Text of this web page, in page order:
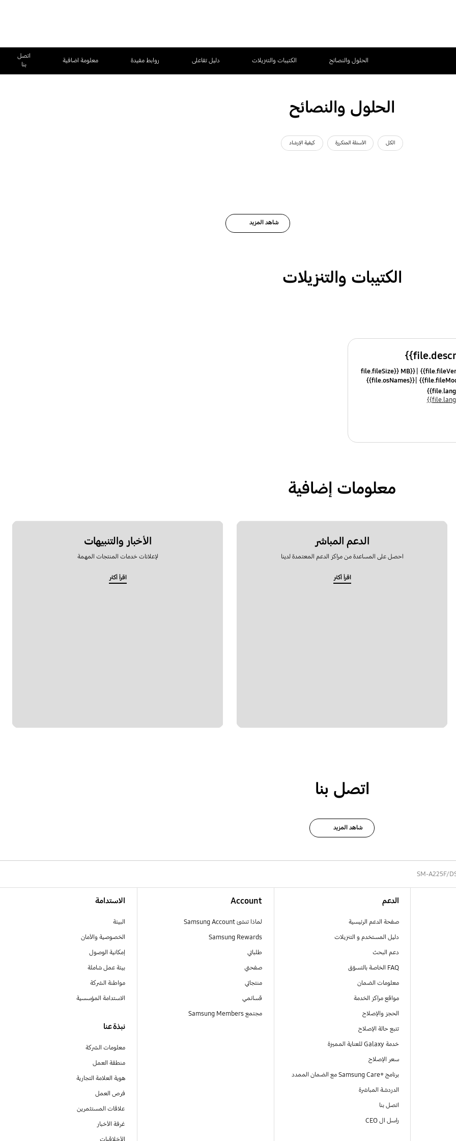
الحلول والنصائح الكتيبات والتنزيلات دليل تفاعلى روابط مفيدة معلومة اضافية
اتصل
بنا
الحلول والنصائح
الكل الأسئلة المتكررة كيفية الإرشاد
شاهد المزيد
الكتيبات والتنزيلات
{{file.fileSize}} MB
{{file.osNames}}
معلومات إضافية
الدعم المباشر
احصل على المساعدة من مراكز الدعم المعتمدة لدينا
اقرأ أكثر
الأخبار والتنبيهات
لإعلانات خدمات المنتجات المهمة
اقرأ أكثر
اتصل بنا
شاهد المزيد
SM-A225F/
الدعم
صفحة الدعم الرئيسية
دليل المستخدم و التنزيلات
دعم البحث
FAQ الخاصة بالتسوّق
معلومات الضمان
مواقع مراكز الخدمة
الحجز والإصلاح
تتبع حالة الإصلاح
خدمة Galaxy للعناية المميزة
سعر الإصلاح
برنامج +Samsung Care مع الضمان الممدد
الدردشة المباشرة
اتصل بنا
راسل ال CEO
Account
لماذا تنشئ Samsung Account
Samsung Rewards
طلباتي
صفحتي
منتجاتي
قسائمي
مجتمع Samsung Members
الاستدامة
البيئة
الخصوصية والأمان
إمكانية الوصول
بيئة عمل شاملة
مواطنة الشركة
الاستدامة المؤسسية
نبذة عنا
معلومات الشركة
منطقة العمل
هوية العلامة التجارية
فرص العمل
علاقات المستثمرين
غرفة الأخبار